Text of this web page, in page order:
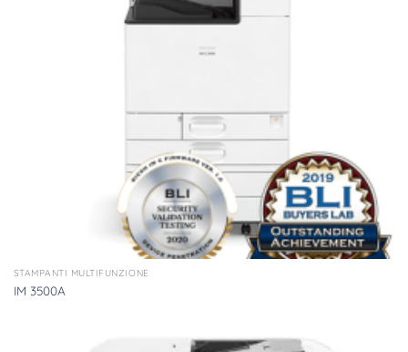
STAMPANTI MULTIFUNZIONE
IM 3500A